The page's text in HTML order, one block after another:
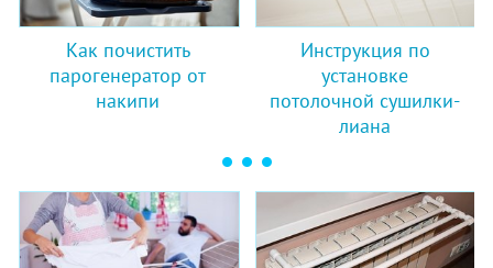
Как почистить
парогенератор от
накипи
Инструкция по
установке
потолочной сушилки-
лиана